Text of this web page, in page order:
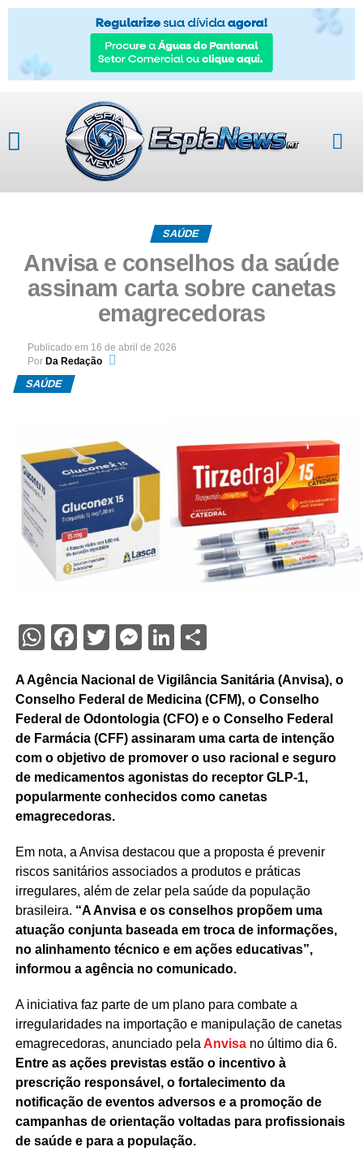
SAÚDE
Anvisa e conselhos da saúde
assinam carta sobre canetas
emagrecedoras
Publicado em 16 de abril de 2026
Por Da Redação
SAÚDE
WhatsApp
Facebook
Twitter
Messenger
LinkedIn
Share
A Agência Nacional de Vigilância Sanitária (Anvisa), o
Conselho Federal de Medicina (CFM), o Conselho
Federal de Odontologia (CFO) e o Conselho Federal
de Farmácia (CFF) assinaram uma carta de intenção
com o objetivo de promover o uso racional e seguro
de medicamentos agonistas do receptor GLP-1,
popularmente conhecidos como canetas
emagrecedoras.
Em nota, a Anvisa destacou que a proposta é prevenir
riscos sanitários associados a produtos e práticas
irregulares, além de zelar pela saúde da população
brasileira. “A Anvisa e os conselhos propõem uma
atuação conjunta baseada em troca de informações,
no alinhamento técnico e em ações educativas”,
informou a agência no comunicado.
A iniciativa faz parte de um plano para combate a
irregularidades na importação e manipulação de canetas
emagrecedoras, anunciado pela Anvisa no último dia 6.
Entre as ações previstas estão o incentivo à
prescrição responsável, o fortalecimento da
notificação de eventos adversos e a promoção de
campanhas de orientação voltadas para profissionais
de saúde e para a população.